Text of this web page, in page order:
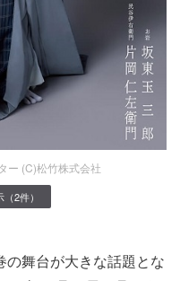
ー (C)松竹株式会社
2件）
舞台が大きな話題とな